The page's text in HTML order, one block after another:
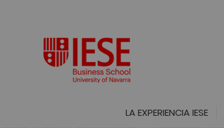
LA EXPERIENCIA IESE